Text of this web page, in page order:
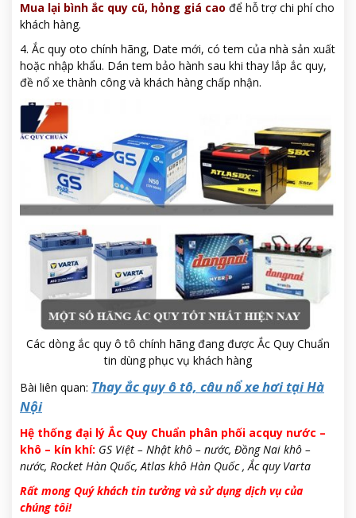
Mua lại bình ắc quy cũ, hỏng giá cao để hỗ trợ chi phí cho
khách hàng.
4. Ắc quy oto chính hãng, Date mới, có tem của nhà sản xuất
hoặc nhập khẩu. Dán tem bảo hành sau khi thay lắp ắc quy,
đề nổ xe thành công và khách hàng chấp nhận.
Các dòng ắc quy ô tô chính hãng đang được Ắc Quy Chuẩn
tin dùng phục vụ khách hàng
Bài liên quan: Thay ắc quy ô tô, câu nổ xe hơi tại Hà
Nội
Hệ thống đại lý Ắc Quy Chuẩn phân phối acquy nước –
khô – kín khí: GS Việt – Nhật khô – nước, Đồng Nai khô –
nước, Rocket Hàn Quốc, Atlas khô Hàn Quốc , Ắc quy Varta
Rất mong Quý khách tin tưởng và sử dụng dịch vụ của
chúng tôi!